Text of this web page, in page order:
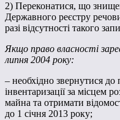
2) Переконатися, що
Державного реєстру
разі відсутності такого
Якщо право власності
липня 2004 року:
– необхідно звернутися до
інвентаризації за місцем
майна та отримати
до 1 січня 2013 року;